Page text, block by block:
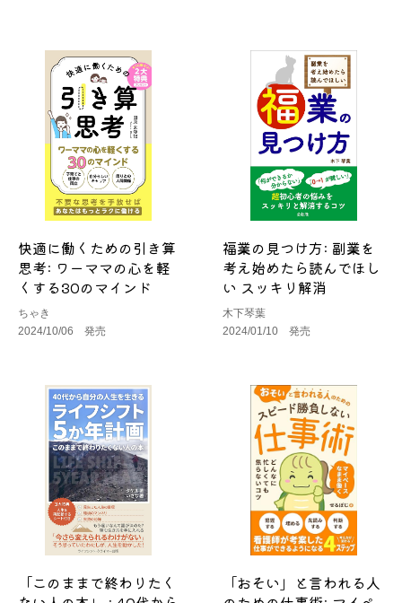
快適に働くための引き算
思考: ワーママの心を軽
くする30のマインド
ちゃき
2024/10/06 発売
福業の見つけ方: 副業を
考え始めたら読んでほし
い スッキリ解消
木下琴葉
2024/01/10 発売
「このままで終わりたく
「おそい」と言われる人